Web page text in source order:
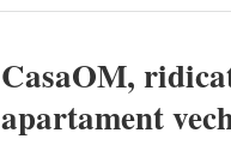
CasaOM,
apartament